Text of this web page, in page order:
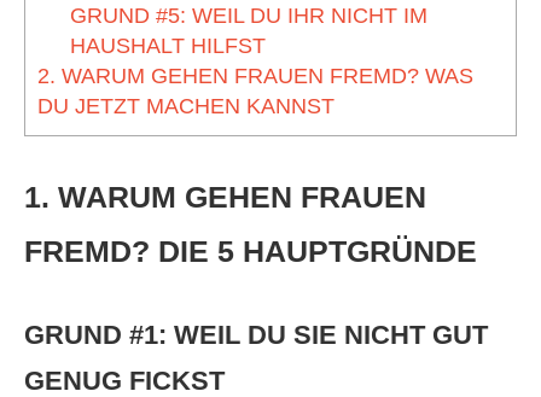
GRUND #5: WEIL DU IHR NICHT IM
HAUSHALT HILFST
2. WARUM GEHEN FRAUEN FREMD? WAS
DU JETZT MACHEN KANNST
1. WARUM GEHEN FRAUEN
FREMD? DIE 5 HAUPTGRÜNDE
GRUND #1: WEIL DU SIE NICHT GUT
GENUG FICKST